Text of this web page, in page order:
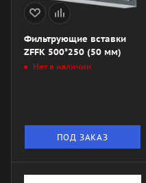
Фильтрующие вставки
ZFFK 500*250 (50 мм)
Нет в наличии
ПОД ЗАКАЗ